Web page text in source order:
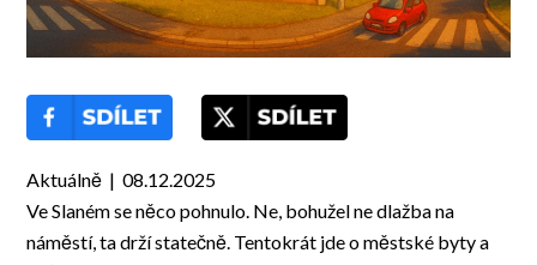
Aktuálně | 08.12.2025
Ve Slaném se něco pohnulo. Ne, bohužel ne dlažba na
náměstí, ta drží statečně. Tentokrát jde o městské byty a